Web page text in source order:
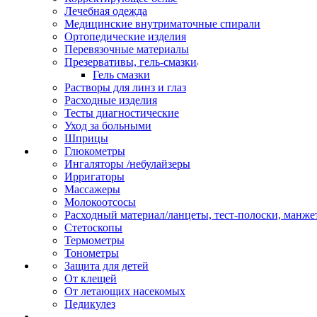
Лечебная одежда
Медицинские внутриматочные спирали
Ортопедические изделия
Перевязочные материалы
Презервативы, гель-смазки
Гель смазки
Растворы для линз и глаз
Расходные изделия
Тесты диагностические
Уход за больными
Шприцы
Глюкометры
Ингаляторы /небулайзеры
Ирригаторы
Массажеры
Молокоотсосы
Расходный материал/ланцеты, тест-полоски,
Стетоскопы
Термометры
Тонометры
Защита для детей
От клещей
От летающих насекомых
Педикулез